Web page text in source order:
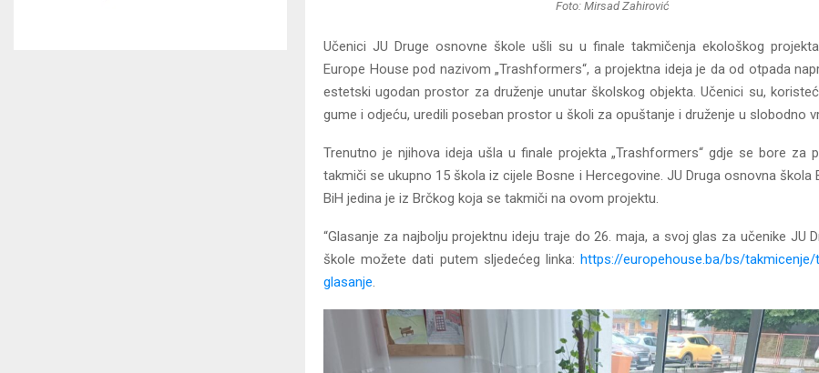
Foto: Mirsad Zahirović
Učenici JU Druge osnovnе škole ušli su u finale takmičenja ekološkog
Europe House pod nazivom „Trashformers“, a projektna ideja je da od otpada
estetski ugodan prostor za druženje unutar školskog objekta. Učenici su,
gume i odjeću, uredili poseban prostor u školi za opuštanje i druženje u slobodno
Trenutno je njihova ideja ušla u finale projekta „Trashformers“ gdje se bore za
takmiči se ukupno 15 škola iz cijele Bosne i Hercegovine. JU Druga osnovna škola
BiH jedina je iz Brčkog koja se takmiči na ovom projektu.
“Glasanje za najbolju projektnu ideju traje do 26. maja, a svoj glas za učenike JU
škole možete dati putem sljedećeg linka: https://europehouse.ba/bs/
glasanje.